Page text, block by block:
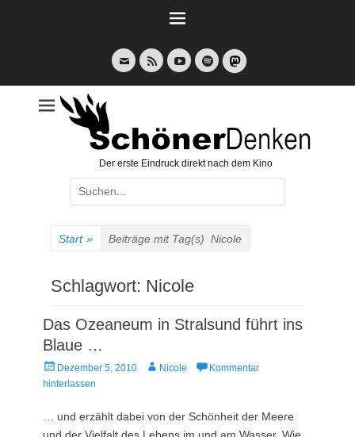
E-
Mail
Feed YouTubeSpotify
Der erste Eindruck direkt nach dem Kino
Suche
nach:
Start » Beiträge mit Tag(s) Nicole
Schlagwort: Nicole
Das Ozeaneum in Stralsund führt ins
Blaue …
Veröffentlicht
am
Dezember 5, 2010 AutorNicole
Kommentar
hinterlassen
… und erzählt dabei von der Schönheit der Meere